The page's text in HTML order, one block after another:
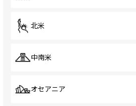
北米
中南米
オセアニア